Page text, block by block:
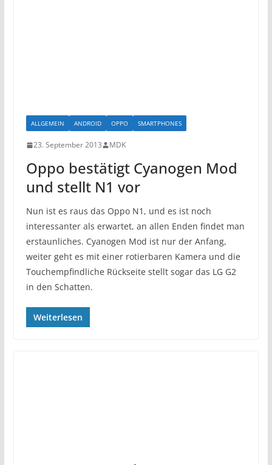
ALLGEMEIN ANDROID OPPO SMARTPHONES
23. September 2013 MDK
Oppo bestätigt Cyanogen Mod
und stellt N1 vor
Nun ist es raus das Oppo N1, und es ist noch
interessanter als erwartet, an allen Enden findet man
erstaunliches. Cyanogen Mod ist nur der Anfang,
weiter geht es mit einer rotierbaren Kamera und die
Touchempfindliche Rückseite stellt sogar das LG G2
in den Schatten.
Weiterlesen